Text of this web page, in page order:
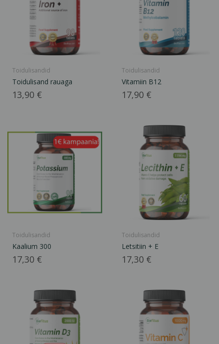
Toidulisandid
Toidulisand rauaga
Hind
13,90 €
Toidulisandid
Vitamiin B12
Hind
17,90 €
Toidulisandid
Kaalium 300
Hind
17,30 €
Toidulisandid
Letsitiin + E
Hind
17,30 €